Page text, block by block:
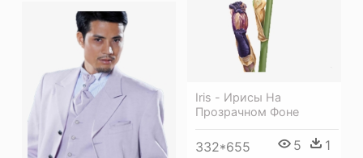
Iris - Ирисы На
Прозрачном Фоне
332*655 5 1